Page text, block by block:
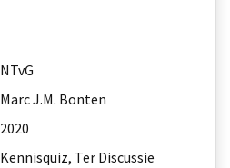
NTvG
Marc J.M. Bonten
2020
Kennisquiz, Ter Discussie